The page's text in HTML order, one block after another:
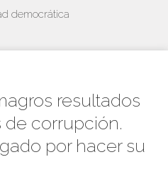
democrática
resultados
de corrupción.
por hacer su